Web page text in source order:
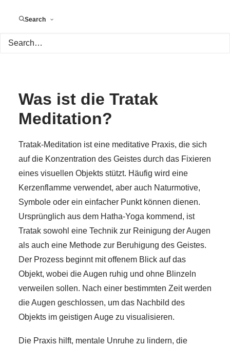
Search
Was ist die Tratak
Meditation?
Tratak-Meditation ist eine meditative Praxis, die sich
auf die Konzentration des Geistes durch das Fixieren
eines visuellen Objekts stützt. Häufig wird eine
Kerzenflamme verwendet, aber auch Naturmotive,
Symbole oder ein einfacher Punkt können dienen.
Ursprünglich aus dem Hatha-Yoga kommend, ist
Tratak sowohl eine Technik zur Reinigung der Augen
als auch eine Methode zur Beruhigung des Geistes.
Der Prozess beginnt mit offenem Blick auf das
Objekt, wobei die Augen ruhig und ohne Blinzeln
verweilen sollen. Nach einer bestimmten Zeit werden
die Augen geschlossen, um das Nachbild des
Objekts im geistigen Auge zu visualisieren.
Die Praxis hilft, mentale Unruhe zu lindern, die